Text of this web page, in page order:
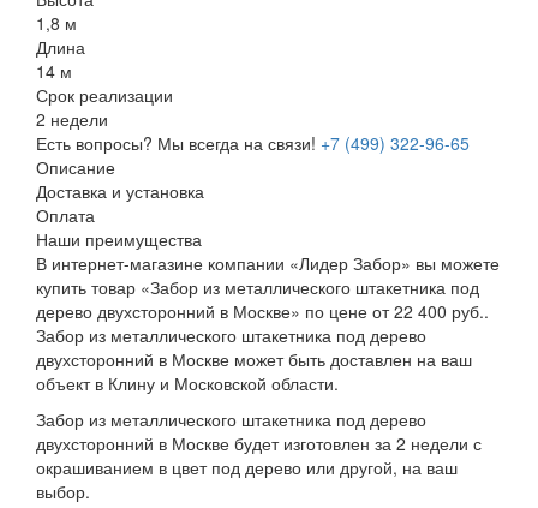
1,8 м
Длина
14 м
Срок реализации
2 недели
Есть вопросы? Мы всегда на связи! +7 (499) 322-96-65
Описание
Доставка и установка
Оплата
Наши преимущества
В интернет-магазине компании «Лидер Забор» вы можете
купить товар «Забор из металлического штакетника под
дерево двухсторонний в Москве» по цене от 22 400 руб..
Забор из металлического штакетника под дерево
двухсторонний в Москве может быть доставлен на ваш
объект в Клину и Московской области.
Забор из металлического штакетника под дерево
двухсторонний в Москве будет изготовлен за 2 недели с
окрашиванием в цвет под дерево или другой, на ваш
выбор.